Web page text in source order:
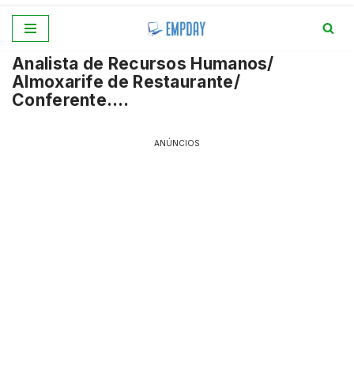
para
o
conteúdo
Analista de Recursos Humanos/
Almoxarife de Restaurante/
Conferente….
ANÚNCIOS